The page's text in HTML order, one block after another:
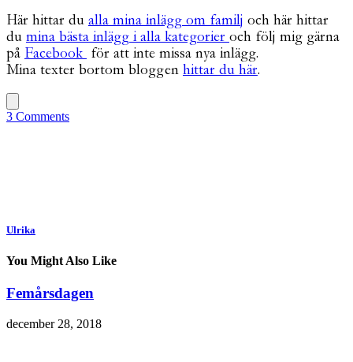
Här hittar du alla mina inlägg om familj och här hittar
du mina bästa inlägg i alla kategorier och följ mig gärna
på Facebook för att inte missa nya inlägg.
Mina texter bortom bloggen hittar du här.
3 Comments
Ulrika
You Might Also Like
Femårsdagen
december 28, 2018